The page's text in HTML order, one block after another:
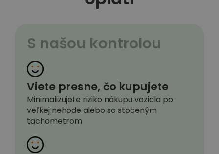
S našou kontrolou
Viete presne, čo kupujete
Minimalizujete riziko nákupu vozidla po
veľkej nehode alebo so stočeným
tachometrom